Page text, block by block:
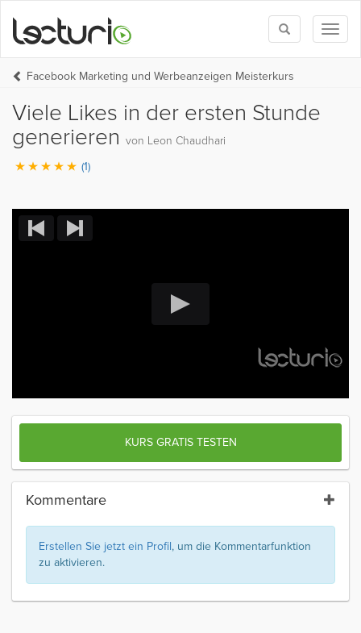
Toggle
search
Facebook Marketing und Werbeanzeigen Meisterkurs
Viele Likes in der ersten Stunde
generieren von Leon Chaudhari
(1)
KURS GRATIS TESTEN
Kommentare
Erstellen Sie jetzt ein Profil, um die Kommentarfunktion
zu aktivieren.